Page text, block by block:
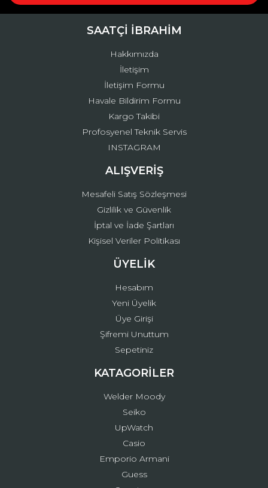
Ürün fiyatı diğer sitelerden daha pahalı.
Gönder
SAATÇİ İBRAHİM
Hakkımızda
İletişim
İletişim Formu
Havale Bildirim Formu
Kargo Takibi
Profosyenel Teknik Servis
INSTAGRAM
ALIŞVERİŞ
Mesafeli Satış Sözleşmesi
Gizlilik ve Güvenlik
İptal ve İade Şartları
Kişisel Veriler Politikası
ÜYELİK
Hesabım
Yeni Üyelik
Üye Girişi
Şifremi Unuttum
Sepetiniz
KATAGORİLER
Welder Moody
Seiko
UpWatch
Casio
Emporio Armani
Guess